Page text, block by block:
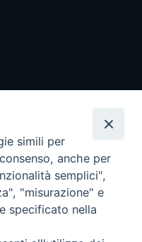
i diritti riservati - Vita
simili per
anche per
semplici",
"misurazione" e
specificato nella